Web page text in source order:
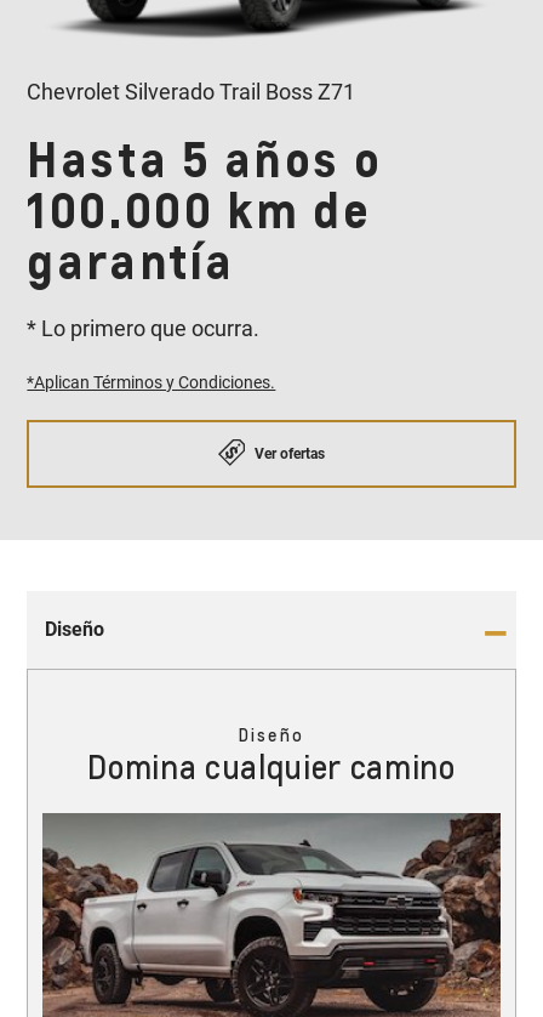
Chevrolet Silverado Trail Boss Z71
Hasta 5 años o
100.000 km de
garantía
* Lo primero que ocurra.
*Aplican Términos y Condiciones.
Ver ofertas
Diseño
Diseño
Domina cualquier camino